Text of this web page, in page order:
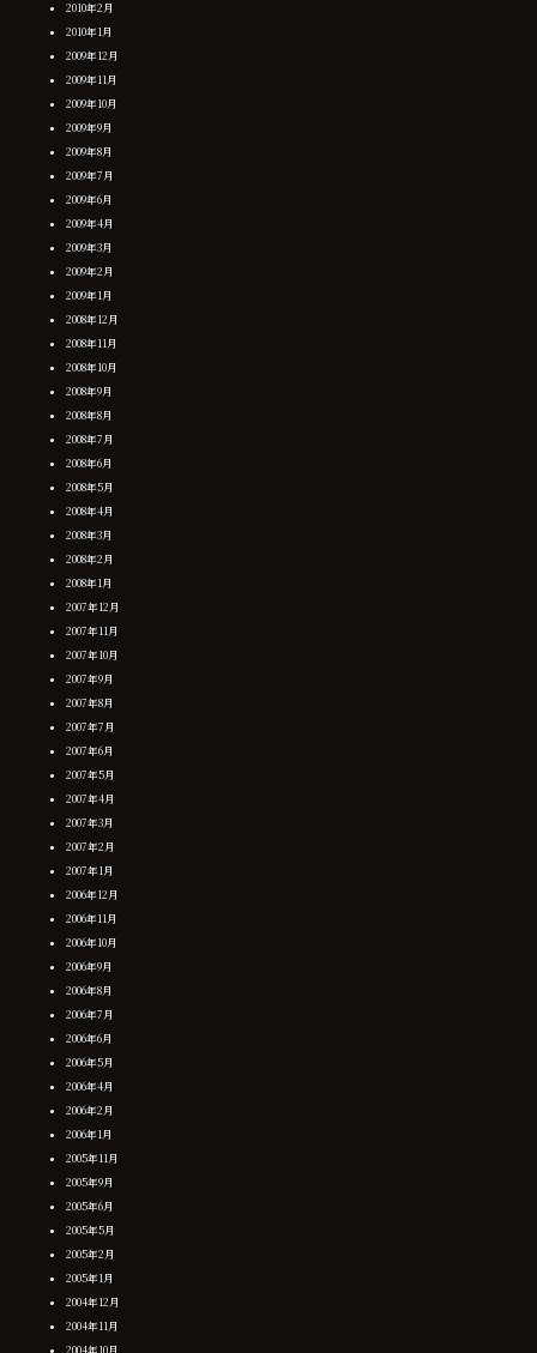
2010年2月
2010年1月
2009年12月
2009年11月
2009年10月
2009年9月
2009年8月
2009年7月
2009年6月
2009年4月
2009年3月
2009年2月
2009年1月
2008年12月
2008年11月
2008年10月
2008年9月
2008年8月
2008年7月
2008年6月
2008年5月
2008年4月
2008年3月
2008年2月
2008年1月
2007年12月
2007年11月
2007年10月
2007年9月
2007年8月
2007年7月
2007年6月
2007年5月
2007年4月
2007年3月
2007年2月
2007年1月
2006年12月
2006年11月
2006年10月
2006年9月
2006年8月
2006年7月
2006年6月
2006年5月
2006年4月
2006年2月
2006年1月
2005年11月
2005年9月
2005年6月
2005年5月
2005年2月
2005年1月
2004年12月
2004年11月